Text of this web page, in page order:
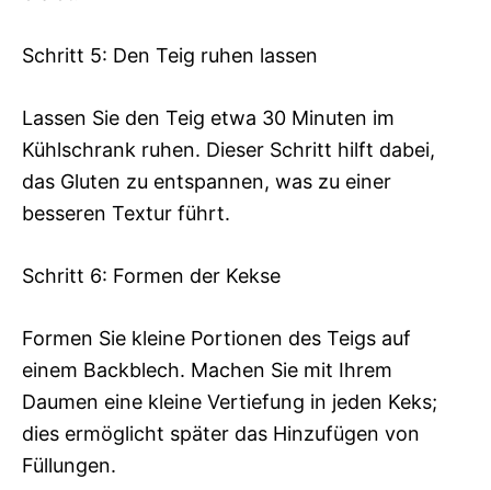
Schritt 5: Den Teig ruhen lassen
Lassen Sie den Teig etwa 30 Minuten im
Kühlschrank ruhen. Dieser Schritt hilft dabei,
das Gluten zu entspannen, was zu einer
besseren Textur führt.
Schritt 6: Formen der Kekse
Formen Sie kleine Portionen des Teigs auf
einem Backblech. Machen Sie mit Ihrem
Daumen eine kleine Vertiefung in jeden Keks;
dies ermöglicht später das Hinzufügen von
Füllungen.